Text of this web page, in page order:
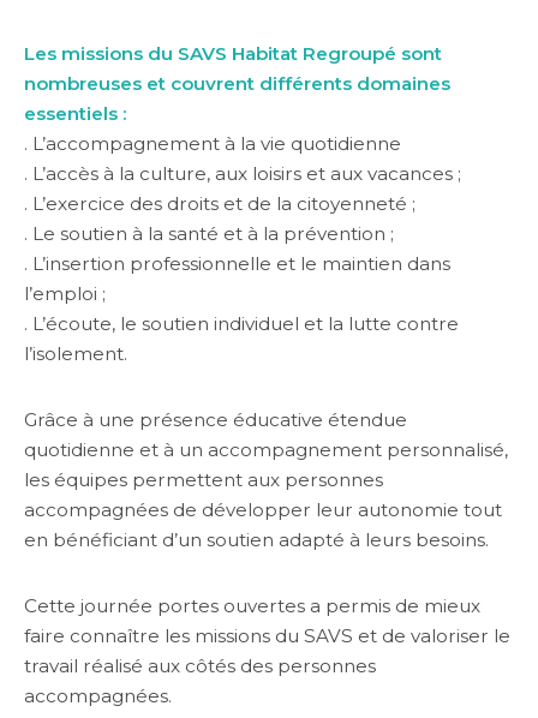
Les missions du SAVS Habitat Regroupé sont
nombreuses et couvrent différents domaines
essentiels :
. L’accompagnement à la vie quotidienne
. L’accès à la culture, aux loisirs et aux vacances ;
. L’exercice des droits et de la citoyenneté ;
. Le soutien à la santé et à la prévention ;
. L’insertion professionnelle et le maintien dans
l’emploi ;
. L’écoute, le soutien individuel et la lutte contre
l’isolement.
Grâce à une présence éducative étendue
quotidienne et à un accompagnement personnalisé,
les équipes permettent aux personnes
accompagnées de développer leur autonomie tout
en bénéficiant d’un soutien adapté à leurs besoins.
Cette journée portes ouvertes a permis de mieux
faire connaître les missions du SAVS et de valoriser le
travail réalisé aux côtés des personnes
accompagnées.